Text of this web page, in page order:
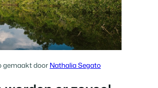
gemaakt door Nathalia Segato